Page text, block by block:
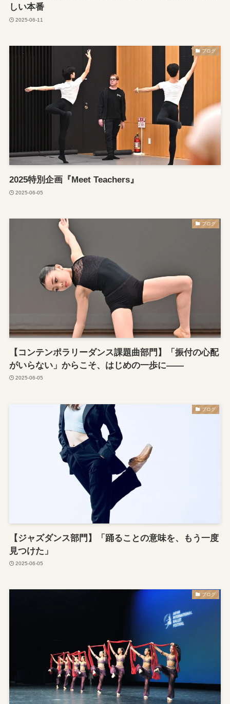
しい本番
2025-06-11
ブログ
2025特別企画『Meet Teachers』
2025-06-05
ブログ
【コンテンポラリーダンス課題曲部門】「振付の心配
がいらない」からこそ、はじめの一歩に——
2025-06-05
ブログ
【ジャズダンス部門】「踊ることの意味を、もう一度
見つけた」
2025-06-05
ブログ